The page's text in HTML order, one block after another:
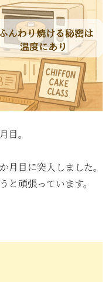
目。
月目に突入しました。
と頑張っています。